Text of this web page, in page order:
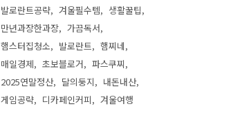
발로란트공략
겨울필수템
생활꿀팁
만년과장한과장
가끔독서
햄스터집청소
발로란트
햄찌네
매일경제
초보블로거
파스쿠찌
2025연말정산
달의둥지
내돈내산
게임공략
디카페인커피 겨울여행